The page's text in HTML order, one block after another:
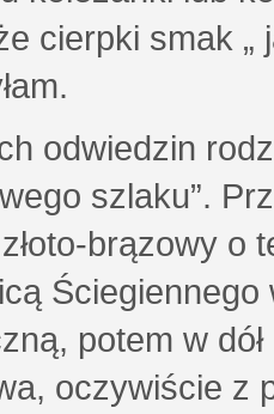
cierpki smak
odwiedzin
szlaku”.
brązowy o
potem w
oczywiście z